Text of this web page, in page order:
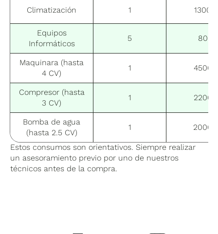
Climatización 1 1300
Equipos
Informáticos
5 80
Maquinara (hasta
4 CV)
1 4500
Compresor (hasta
3 CV)
1 2200
Bomba de agua
(hasta 2.5 CV)
1 2000
Estos consumos son orientativos. Siempre realizar
un asesoramiento previo por uno de nuestros
técnicos antes de la compra.